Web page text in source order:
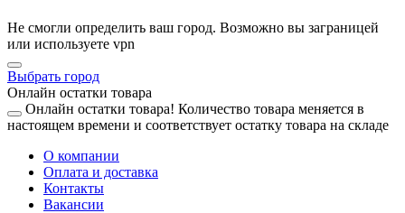
Не смогли определить ваш город. Возможно вы заграницей
или используете vpn
Выбрать город
Онлайн остатки товара
Онлайн остатки товара! Количество товара меняется в
настоящем времени и соответствует остатку товара на складе
О компании
Оплата и доставка
Контакты
Вакансии